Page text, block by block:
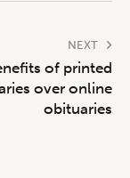
NEXT
of printed
over online
obituaries